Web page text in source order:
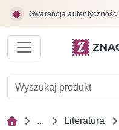
Gwarancja autentyczności
... Literatura